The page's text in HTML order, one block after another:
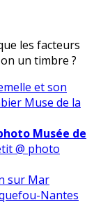
les facteurs
un timbre ?
Musée de
@ photo